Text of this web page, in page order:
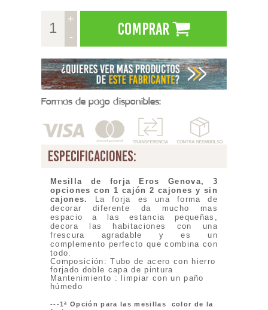
+
-
Comprar
Formas de pago disponibles:
especificaciones:
Mesilla de forja Eros Genova, 3
opciones con 1 cajón 2 cajones y sin
cajones.
La forja es una forma de
decorar diferente da mucho mas
espacio a las estancia pequeñas,
decora las habitaciones con una
frescura agradable y es un
complemento perfecto que combina con
todo.
Composición: Tubo de acero con hierro
forjado doble capa de pintura
Mantenimiento : limpiar con un paño
húmedo
---1ª Opción para las mesillas color de la